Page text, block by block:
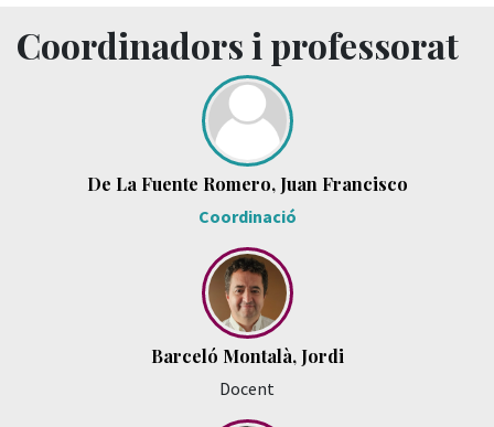
Coordinadors i professorat
De La Fuente Romero, Juan Francisco
Coordinació
Barceló Montalà, Jordi
Docent